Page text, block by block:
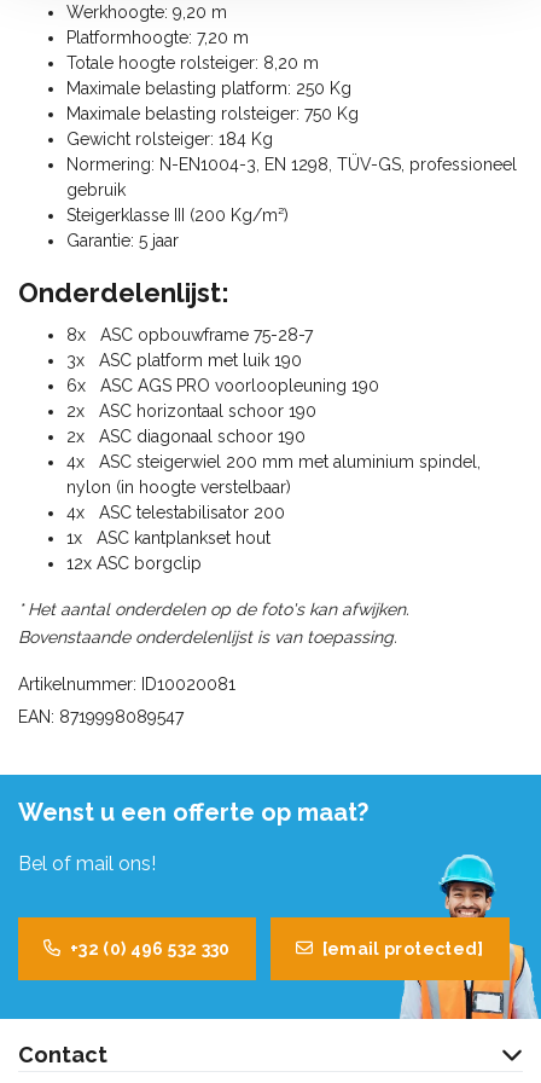
Werkhoogte: 9,20 m
Platformhoogte: 7,20 m
Totale hoogte rolsteiger: 8,20 m
Maximale belasting platform: 250 Kg
Maximale belasting rolsteiger: 750 Kg
Gewicht rolsteiger: 184 Kg
Normering: N-EN1004-3, EN 1298, TÜV-GS, professioneel
gebruik
Steigerklasse III (200 Kg/m²)
Garantie: 5 jaar
Onderdelenlijst:
8x ASC opbouwframe 75-28-7
3x ASC platform met luik 190
6x ASC AGS PRO voorloopleuning 190
2x ASC horizontaal schoor 190
2x ASC diagonaal schoor 190
4x ASC steigerwiel 200 mm met aluminium spindel,
nylon (in hoogte verstelbaar)
4x ASC telestabilisator 200
1x ASC kantplankset hout
12x ASC borgclip
* Het aantal onderdelen op de foto's kan afwijken.
Bovenstaande onderdelenlijst is van toepassing.
Artikelnummer: ID10020081
EAN: 8719998089547
Wenst u een offerte op maat?
Bel of mail ons!
+32 (0) 496 532 330 [email protected]
Contact